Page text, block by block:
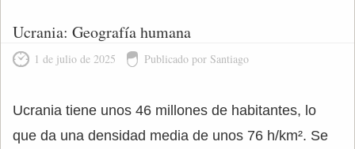
Ucrania: Geografía humana
1 de julio de 2025 Publicado por Santiago
Ucrania tiene unos 46 millones de habitantes, lo
que da una densidad media de unos 76 h/km². Se